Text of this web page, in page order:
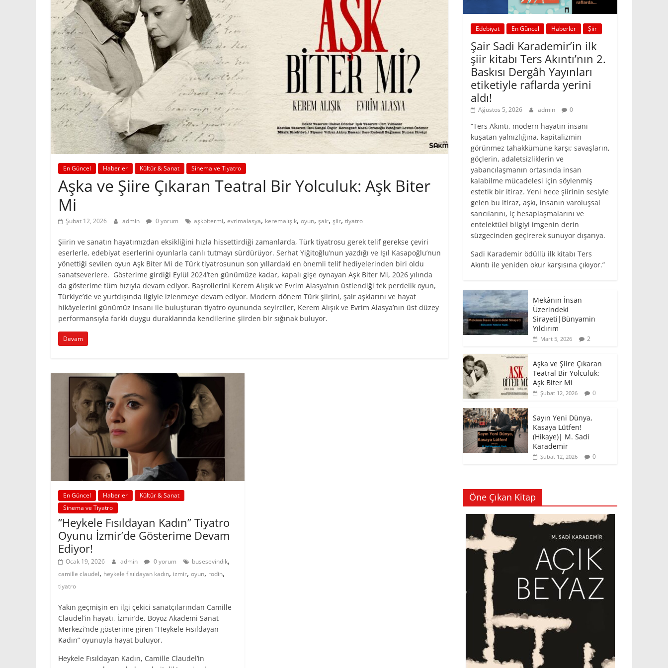
En Güncel Haberler Kültür & Sanat Sinema ve Tiyatro
Aşka ve Şiire Çıkaran Teatral Bir Yolculuk: Aşk Biter
Mi
Şubat 12, 2026 admin 0 yorum aşkbitermi, evrimalasya, keremalışık, oyun, şair, şiir, tiyatro
Şiirin ve sanatın hayatımızdan eksikliğini hızla hissettirdiği zamanlarda, Türk tiyatrosu gerek telif gerekse çeviri
eserlerle, edebiyat eserlerini oyunlarla canlı tutmayı sürdürüyor. Serhat Yiğitoğlu’nun yazdığı ve Işıl Kasapoğlu’nun
yönettiği sevilen oyun Aşk Biter Mi de Türk tiyatrosunun son yıllardaki en önemli telif hediyelerinden biri oldu
sanatseverlere. Gösterime girdiği Eylül 2024’ten günümüze kadar, kapalı gişe oynayan Aşk Biter Mi, 2026 yılında
da gösterime tüm hızıyla devam ediyor. Başrollerini Kerem Alışık ve Evrim Alasya’nın üstlendiği tek perdelik oyun,
Türkiye’de ve yurtdışında ilgiyle izlenmeye devam ediyor. Modern dönem Türk şiirini, şair aşklarını ve hayat
hikâyelerini günümüz insanı ile buluşturan tiyatro oyununda seyirciler, Kerem Alışık ve Evrim Alasya’nın üst düzey
performansıyla farklı duygu duraklarında kendilerine şiirden bir sığınak buluyor.
Devam
En Güncel Haberler
Kültür & Sanat
Sinema ve Tiyatro
“Heykele Fısıldayan Kadın” Tiyatro
Oyunu İzmir’de Gösterime Devam
Ediyor!
Ocak 19, 2026 admin 0 yorum busesevindik,
camille claudel, heykele fısıldayan kadın, izmir, oyun, rodin,
tiyatro
Yakın geçmişin en ilgi çekici sanatçılarından Camille
Claudel’in hayatı, İzmir’de, Boyoz Akademi Sanat
Merkezi’nde gösterime giren “Heykele Fısıldayan
Kadın” oyunuyla hayat buluyor.
Heykele Fısıldayan Kadın, Camille Claudel’in
Edebiyat En Güncel Haberler Şiir
Şair Sadi Karademir’in ilk
şiir kitabı Ters Akıntı’nın 2.
Baskısı Dergâh Yayınları
etiketiyle raflarda yerini
aldı!
Ağustos 5, 2026 admin 0
“Ters Akıntı, modern hayatın insanı
kuşatan yalnızlığına, kapitalizmin
görünmez tahakkümüne karşı; savaşların,
göçlerin, adaletsizliklerin ve
yabancılaşmanın ortasında insan
kalabilme mücadelesi için söylenmiş
estetik bir itiraz. Yeni hece şiirinin sesiyle
gelen bu itiraz, aşkı, insanın varoluşsal
sancılarını, iç hesaplaşmalarını ve
entelektüel bilgiyi imgenin derin
süzgecinden geçirerek sunuyor dışarıya.
Sadi Karademir ödüllü ilk kitabı Ters
Akıntı ile yeniden okur karşısına çıkıyor.”
Mekânın İnsan
Üzerindeki
Sirayeti|Bünyamin
Yıldırım
Mart 5, 2026 2
Aşka ve Şiire Çıkaran
Teatral Bir Yolculuk:
Aşk Biter Mi
Şubat 12, 2026 0
Sayın Yeni Dünya,
Kasaya Lütfen!
(Hikaye)| M. Sadi
Karademir
Şubat 12, 2026 0
Öne Çıkan Kitap